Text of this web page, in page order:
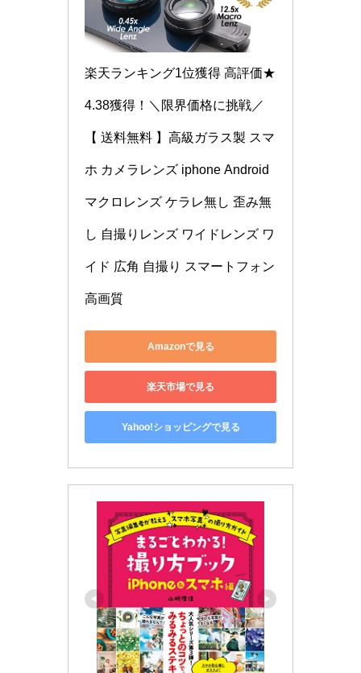
楽天ランキング1位獲得 高評価★
4.38獲得！＼限界価格に挑戦／
【 送料無料 】高級ガラス製 スマ
ホ カメラレンズ iphone Android
マクロレンズ ケラレ無し 歪み無
し 自撮りレンズ ワイドレンズ ワ
イド 広角 自撮り スマートフォン
高画質
Amazonで見る
楽天市場で見る
Yahoo!ショッピングで見る